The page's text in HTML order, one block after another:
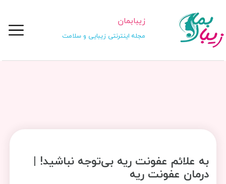
زیبابمان
مجله اینترنتی زیبایی و سلامت
به علائم عفونت ریه بی‌توجه نباشید! |
درمان عفونت ریه